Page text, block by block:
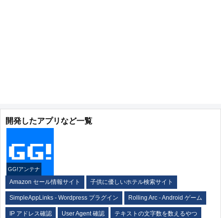
開発したアプリなど一覧
GG!アンテナ
Amazon セール情報サイト 子供に優しいホテル検索サイト
SimpleAppLinks - Wordpress プラグイン Rolling Arc - Android ゲーム
IP アドレス確認 User Agent 確認 テキストの文字数を数えるやつ